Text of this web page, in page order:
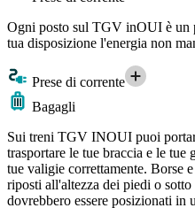
Ogni posto sul TGV inOUI è un
tua disposizione l'energia non
Prese di corrente
Bagagli
Sui treni TGV INOUI puoi
trasportare le tue braccia e le tue
tue valigie correttamente. Borse
riposti all'altezza dei piedi o
dovrebbero essere posizionati in